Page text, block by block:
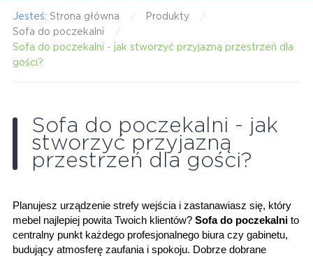
Jesteś: Strona główna
Produkty
Sofa do poczekalni
Sofa do poczekalni - jak stworzyć przyjazną przestrzeń dla
gości?
Sofa do poczekalni - jak
stworzyć przyjazną
przestrzeń dla gości?
Planujesz urządzenie strefy wejścia i zastanawiasz się, który
mebel najlepiej powita Twoich klientów? Sofa do poczekalni to
centralny punkt każdego profesjonalnego biura czy gabinetu,
budujący atmosferę zaufania i spokoju. Dobrze dobrane